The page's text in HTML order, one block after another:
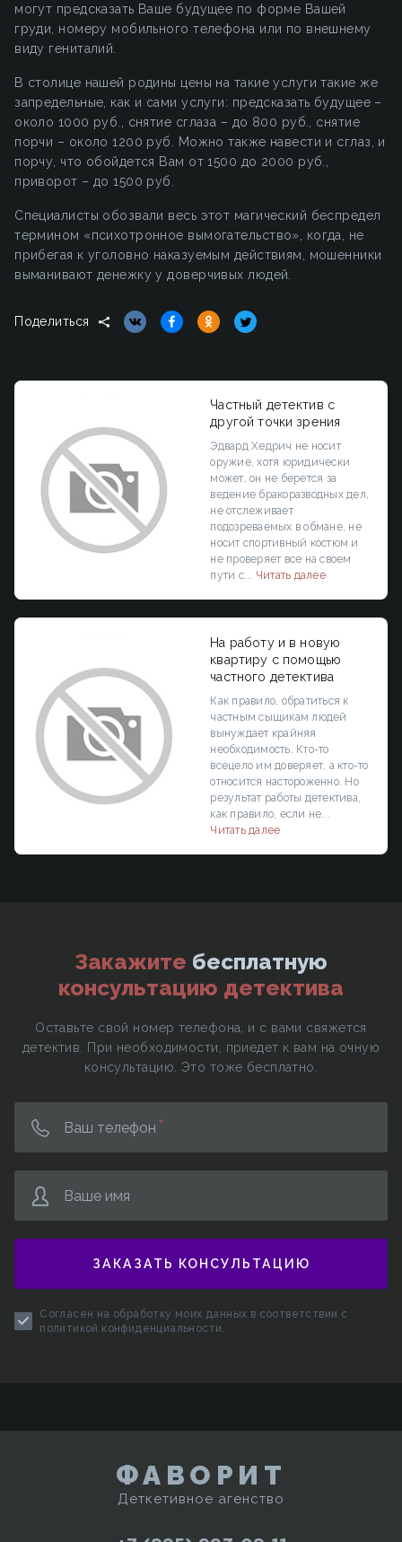
могут предсказать Ваше будущее по форме Вашей
груди, номеру мобильного телефона или по внешнему
виду гениталий.
В столице нашей родины цены на такие услуги такие же
запредельные, как и сами услуги: предсказать будущее –
около 1000 руб., снятие сглаза – до 800 руб., снятие
порчи – около 1200 руб. Можно также навести и сглаз, и
порчу, что обойдется Вам от 1500 до 2000 руб.,
приворот – до 1500 руб.
Специалисты обозвали весь этот магический беспредел
термином «психотронное вымогательство», когда, не
прибегая к уголовно наказуемым действиям, мошенники
выманивают денежку у доверчивых людей.
Поделиться
Частный детектив с
другой точки зрения
Эдвард Хедрич не носит
оружие, хотя юридически
может, он не берется за
ведение бракоразводных дел,
не отслеживает
подозреваемых в обмане, не
носит спортивный костюм и
не проверяет все на своем
пути с... Читать далее
На работу и в новую
квартиру с помощью
частного детектива
Как правило, обратиться к
частным сыщикам людей
вынуждает крайняя
необходимость. Кто-то
всецело им доверяет, а кто-то
относится настороженно. Но
результат работы детектива,
как правило, если не...
Читать далее
Закажите бесплатную
консультацию детектива
Оставьте свой номер телефона, и с вами свяжется
детектив. При необходимости, приедет к вам на очную
консультацию. Это тоже бесплатно.
Ваш телефон
Ваше имя
ЗАКАЗАТЬ КОНСУЛЬТАЦИЮ
Согласен на обработку моих данных в соответствии с
политикой конфиденциальности.
ФАВОРИТ
Деткетивное агенство